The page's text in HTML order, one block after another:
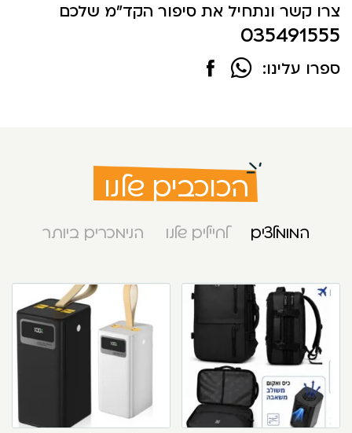
צרו קשר ונתחיל את סיפור הקד"מ שלכם
035491555
ספרו עלינו:
הכוכבים שלנו
המומלצים לחיילים שלנו הנימכרים ביותר